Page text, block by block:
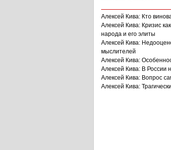
Алексей Кива: Кто
Алексей Кива: Кризис
народа и его элиты
Алексей Кива:
мыслителей
Алексей Кива:
Алексей Кива: В России
Алексей Кива: Вопрос
Алексей Кива: